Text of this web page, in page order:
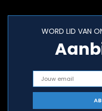
WORD LID VAN